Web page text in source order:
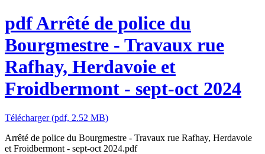
pdfArrêté de police du
Bourgmestre - Travaux rue
Rafhay, Herdavoie et
Froidbermont - sept-oct 2024
Télécharger(pdf, 2.52 MB)
Arrêté de police du Bourgmestre - Travaux rue Rafhay, Herdavoie
et Froidbermont - sept-oct 2024.pdf